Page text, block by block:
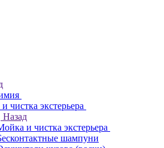
чистка экстерьера
Назад
и чистка экстерьера
шампуни